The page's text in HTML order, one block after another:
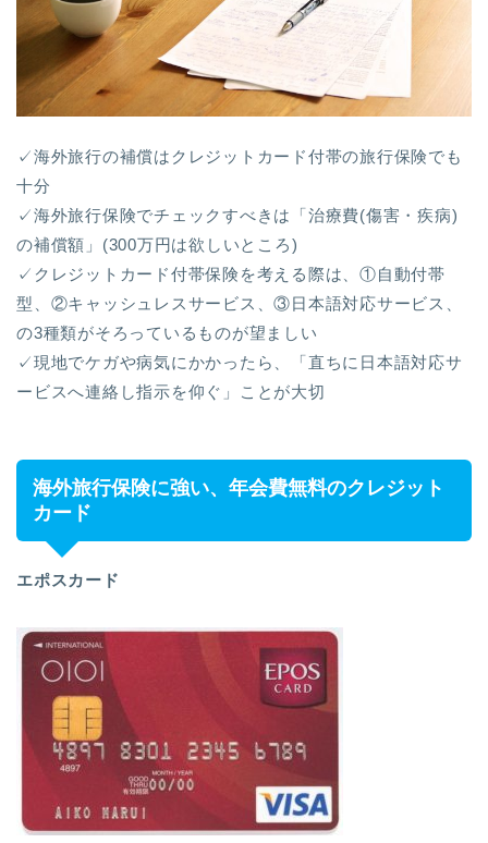
✓海外旅行の補償はクレジットカード付帯の旅行保険でも
十分
✓海外旅行保険でチェックすべきは「治療費(傷害・疾病)
の補償額」(300万円は欲しいところ)
✓クレジットカード付帯保険を考える際は、①自動付帯
型、②キャッシュレスサービス、③日本語対応サービス、
の3種類がそろっているものが望ましい
✓現地でケガや病気にかかったら、「直ちに日本語対応サ
ービスへ連絡し指示を仰ぐ」ことが大切
海外旅行保険に強い、年会費無料のクレジット
カード
エポスカード